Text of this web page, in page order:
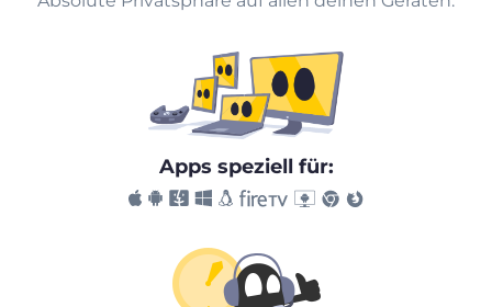
Apps speziell für: